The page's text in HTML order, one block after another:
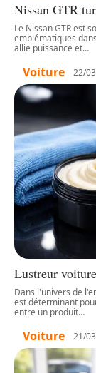
Nissan GTR
Le Nissan GTR est
emblématiques
allie puissance et…
Voiture 22/
Lustreur
Dans l'univers de
est déterminant
entre un produit…
Voiture 21/